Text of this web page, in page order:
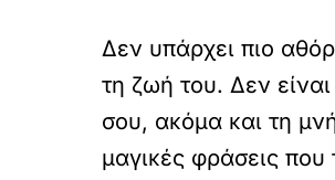
Δεν υπάρχει πιο
τη ζωή του. Δεν
σου, ακόμα και τη
μαγικές φράσεις